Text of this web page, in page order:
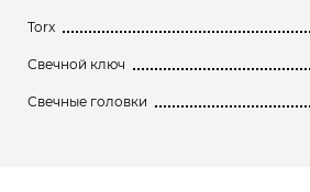
Torx
Свечной ключ
Свечные головки